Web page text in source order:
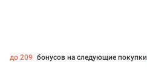
до 209 бонусов на следующие покупки